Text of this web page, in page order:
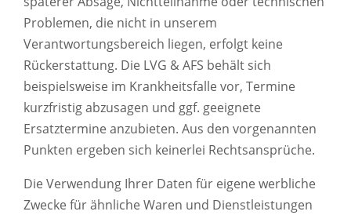
Problemen, die nicht in unserem
Verantwortungsbereich liegen, erfolgt keine
Rückerstattung. Die LVG & AFS behält sich
beispielsweise im Krankheitsfalle vor, Termine
kurzfristig abzusagen und ggf. geeignete
Ersatztermine anzubieten. Aus den vorgenannten
Punkten ergeben sich keinerlei Rechtsansprüche.
Die Verwendung Ihrer Daten für eigene werbliche
Zwecke für ähnliche Waren und Dienstleistungen